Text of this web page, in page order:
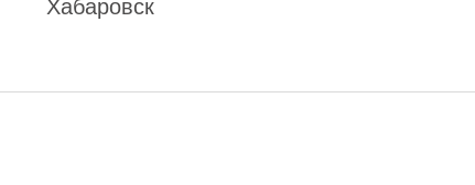
Хабаровск